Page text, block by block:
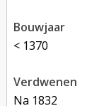
bouwjaar
< 1370
verdwenen
na 1832